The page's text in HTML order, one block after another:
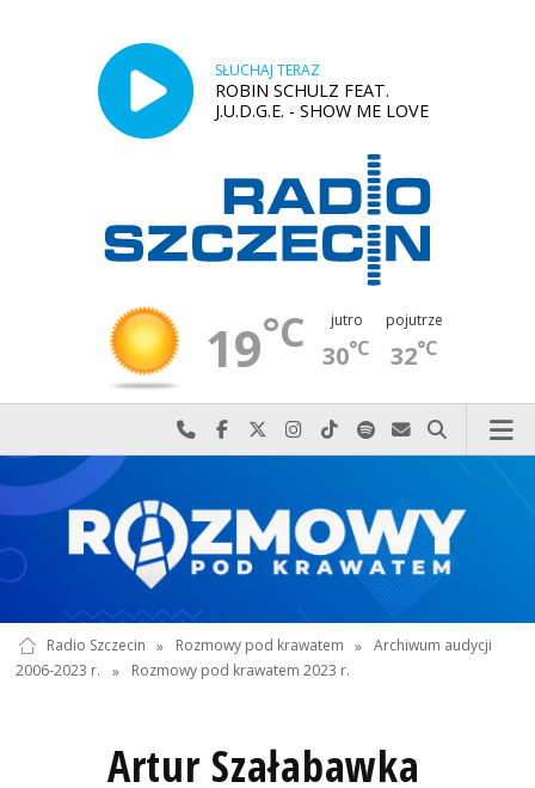
SŁUCHAJ TERAZ
ROBIN SCHULZ FEAT.
J.U.D.G.E. - SHOW ME LOVE
19°C jutro
30°C
pojutrze
32°C
Najlepiej po prostu do nas zadzwoń
Odwiedź nas na Facebook-u
Odwiedź nas na X
Odwiedź nas na Instagram-ie
Odwiedź nas na TikTok-u
Szukaj nas na Spotify
Wyślij do nas
Szukaj
Radio Szczecin » Rozmowy pod krawatem » Archiwum audycji
2006-2023 r.
» Rozmowy pod krawatem 2023 r.
Artur Szałabawka